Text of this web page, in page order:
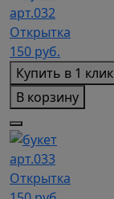
арт.032
Открытка
150 руб.
Купить в 1 клик
В корзину
арт.033
Открытка